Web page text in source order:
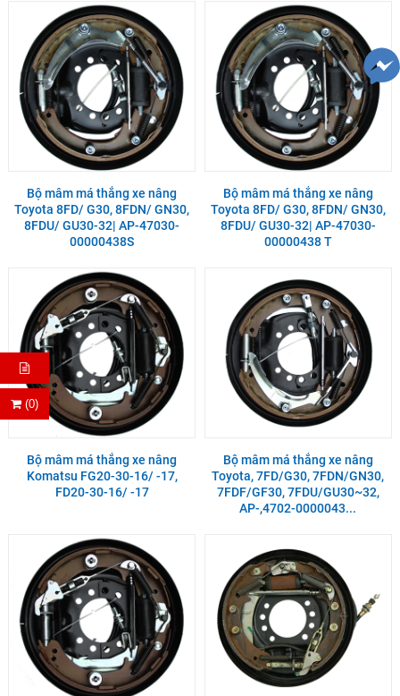
(0)
Bộ mâm má thắng xe nâng
Toyota 8FD/ G30, 8FDN/ GN30,
8FDU/ GU30-32| AP-47030-
00000438S
Bộ mâm má thắng xe nâng
Toyota 8FD/ G30, 8FDN/ GN30,
8FDU/ GU30-32| AP-47030-
00000438 T
Bộ mâm má thắng xe nâng
Komatsu FG20-30-16/ -17,
FD20-30-16/ -17
Bộ mâm má thắng xe nâng
Toyota, 7FD/G30, 7FDN/GN30,
7FDF/GF30, 7FDU/GU30~32,
AP-,4702-0000043...